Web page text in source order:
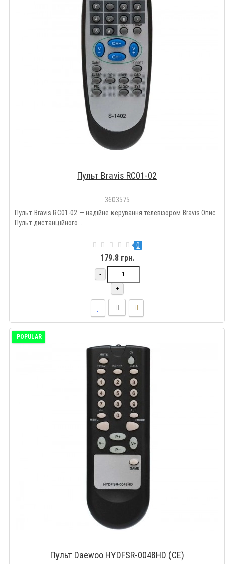
Пульт Bravis RC01-02
3603575
Пульт Bravis RC01-02 — надійне керування телевізором Bravis Опис
Пульт дистанційного ..
0
179.8 грн.
-
+
POPULAR
Пульт Daewoo HYDFSR-0048HD (CE)